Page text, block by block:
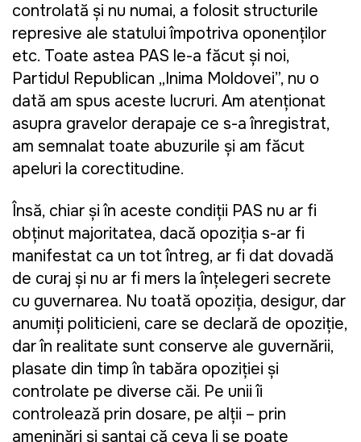
controlată şi nu numai, a folosit structurile
represive ale statului împotriva oponenţilor
etc. Toate astea PAS le-a făcut şi noi,
Partidul Republican „Inima Moldovei”, nu o
dată am spus aceste lucruri. Am atenţionat
asupra gravelor derapaje ce s-a înregistrat,
am semnalat toate abuzurile şi am făcut
apeluri la corectitudine.
Însă, chiar şi în aceste condiţii PAS nu ar fi
obţinut majoritatea, dacă opoziţia s-ar fi
manifestat ca un tot întreg, ar fi dat dovadă
de curaj şi nu ar fi mers la înţelegeri secrete
cu guvernarea. Nu toată opoziţia, desigur, dar
anumiţi politicieni, care se declară de opoziţie,
dar în realitate sunt conserve ale guvernării,
plasate din timp în tabăra opoziţiei şi
controlate pe diverse căi. Pe unii îi
controlează prin dosare, pe alţii – prin
ameninţări şi şantaj că ceva li se poate